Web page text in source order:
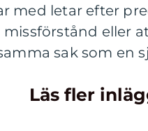
med letar efter
eller
sak som en
Läs fler